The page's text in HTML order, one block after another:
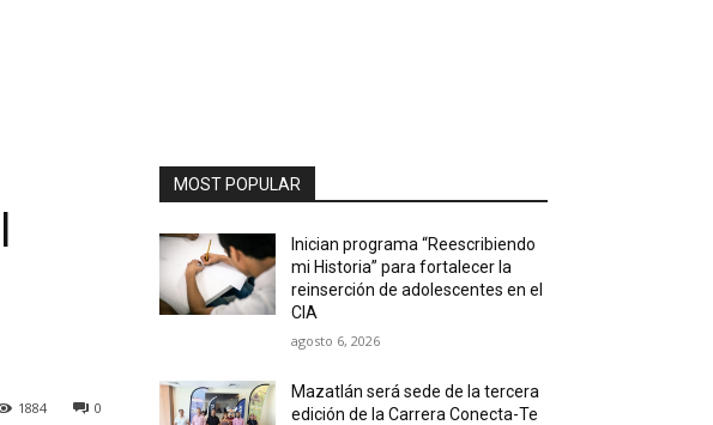
0
1884
MOST POPULAR
Inician programa “Reescribiendo
mi Historia” para fortalecer la
reinserción de adolescentes en el
CIA
agosto 6, 2026
Mazatlán será sede de la tercera
edición de la Carrera Conecta-Te